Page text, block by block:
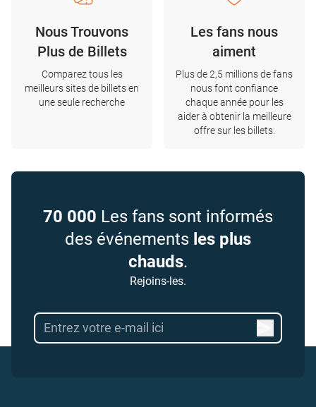
Nous Trouvons
Plus de Billets
Comparez tous les
meilleurs sites de billets en
une seule recherche
Les fans nous
aiment
Plus de 2,5 millions de fans
nous font confiance
chaque année pour les
aider à obtenir la meilleure
offre sur les billets.
70 000 Les fans sont informés
des événements les plus
chauds.
Rejoins-les.